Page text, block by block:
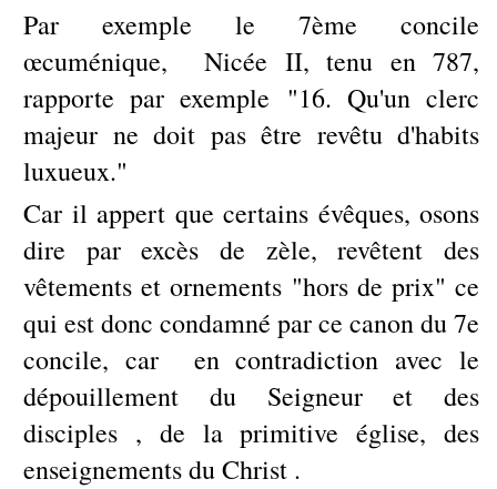
Par exemple le 7ème concile
œcuménique, Nicée II, tenu en 787,
rapporte par exemple "16. Qu'un clerc
majeur ne doit pas être revêtu d'habits
luxueux."
Car il appert que certains évêques, osons
dire par excès de zèle, revêtent des
vêtements et ornements "hors de prix" ce
qui est donc condamné par ce canon du 7e
concile, car en contradiction avec le
dépouillement du Seigneur et des
disciples , de la primitive église, des
enseignements du Christ .